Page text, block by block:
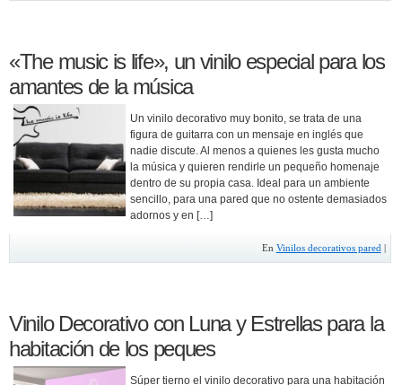
«The music is life», un vinilo especial para los
amantes de la música
Un vinilo decorativo muy bonito, se trata de una
figura de guitarra con un mensaje en inglés que
nadie discute. Al menos a quienes les gusta mucho
la música y quieren rendirle un pequeño homenaje
dentro de su propia casa. Ideal para un ambiente
sencillo, para una pared que no ostente demasiados
adornos y en […]
En Vinilos decorativos pared
Vinilo Decorativo con Luna y Estrellas para la
habitación de los peques
Súper tierno el vinilo decorativo para una habitación